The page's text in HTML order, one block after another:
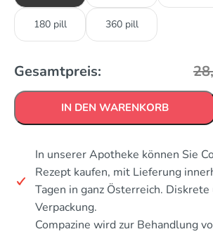
180 pill 360 pill
Gesamtpreis:
IN DEN WARENKORB
In unserer Apotheke können Sie
Rezept kaufen, mit Lieferung
Tagen in ganz Österreich. Diskrete
Verpackung.
Compazine wird zur Behandlung